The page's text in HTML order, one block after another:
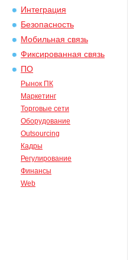
Интеграция
Безопасность
Мобильная связь
Фиксированная связь
ПО
Рынок ПК
Маркетинг
Торговые сети
Оборудование
Outsourcing
Кадры
Регулирование
Финансы
Web